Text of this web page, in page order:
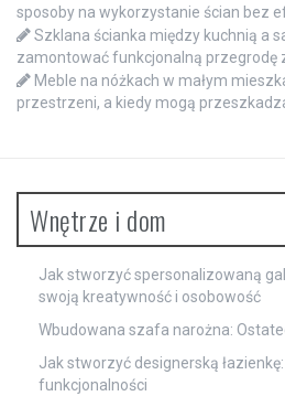
sposoby na wykorzystanie ścian bez
Szklana ścianka między kuchnią a
zamontować funkcjonalną przegrodę
Meble na nóżkach w małym
przestrzeni, a kiedy mogą
Wnętrze i dom
Jak stworzyć spersonalizowaną
swoją kreatywność i osobowość
Wbudowana szafa narożna:
Jak stworzyć designerską
funkcjonalności